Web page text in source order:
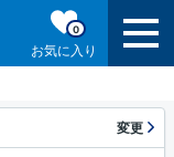
お気に入り
0
変更